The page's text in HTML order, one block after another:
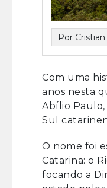
Por
Com uma
anos nesta
Abílio
Sul
O nome foi
Catarina: o
focando a